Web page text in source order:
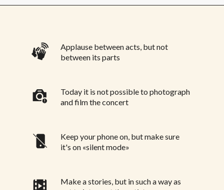
Applause between acts, but not
between its parts
Today it is not possible to photograph
and film the concert
Keep your phone on, but make sure
it's on «silent mode»
Make a stories, but in such a way as